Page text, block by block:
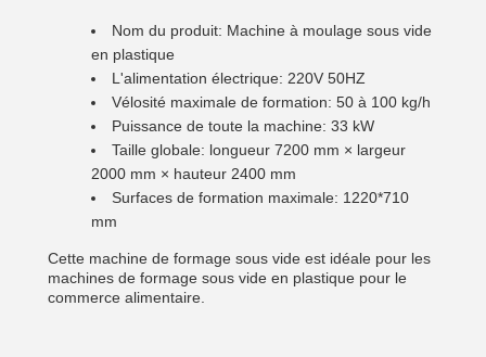
Nom du produit: Machine à moulage sous vide
en plastique
L'alimentation électrique: 220V 50HZ
Vélosité maximale de formation: 50 à 100 kg/h
Puissance de toute la machine: 33 kW
Taille globale: longueur 7200 mm × largeur
2000 mm × hauteur 2400 mm
Surfaces de formation maximale: 1220*710
mm
Cette machine de formage sous vide est idéale pour les
machines de formage sous vide en plastique pour le
commerce alimentaire.